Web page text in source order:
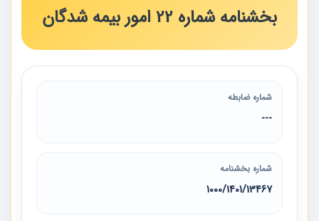
بخشنامه شماره 22 امور بیمه‏ شدگان
شماره ضابطه
---
شماره بخشنامه
13467‏/1401‏/1000